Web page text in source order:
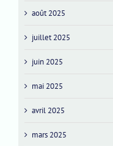
août 2025
juillet 2025
juin 2025
mai 2025
avril 2025
mars 2025